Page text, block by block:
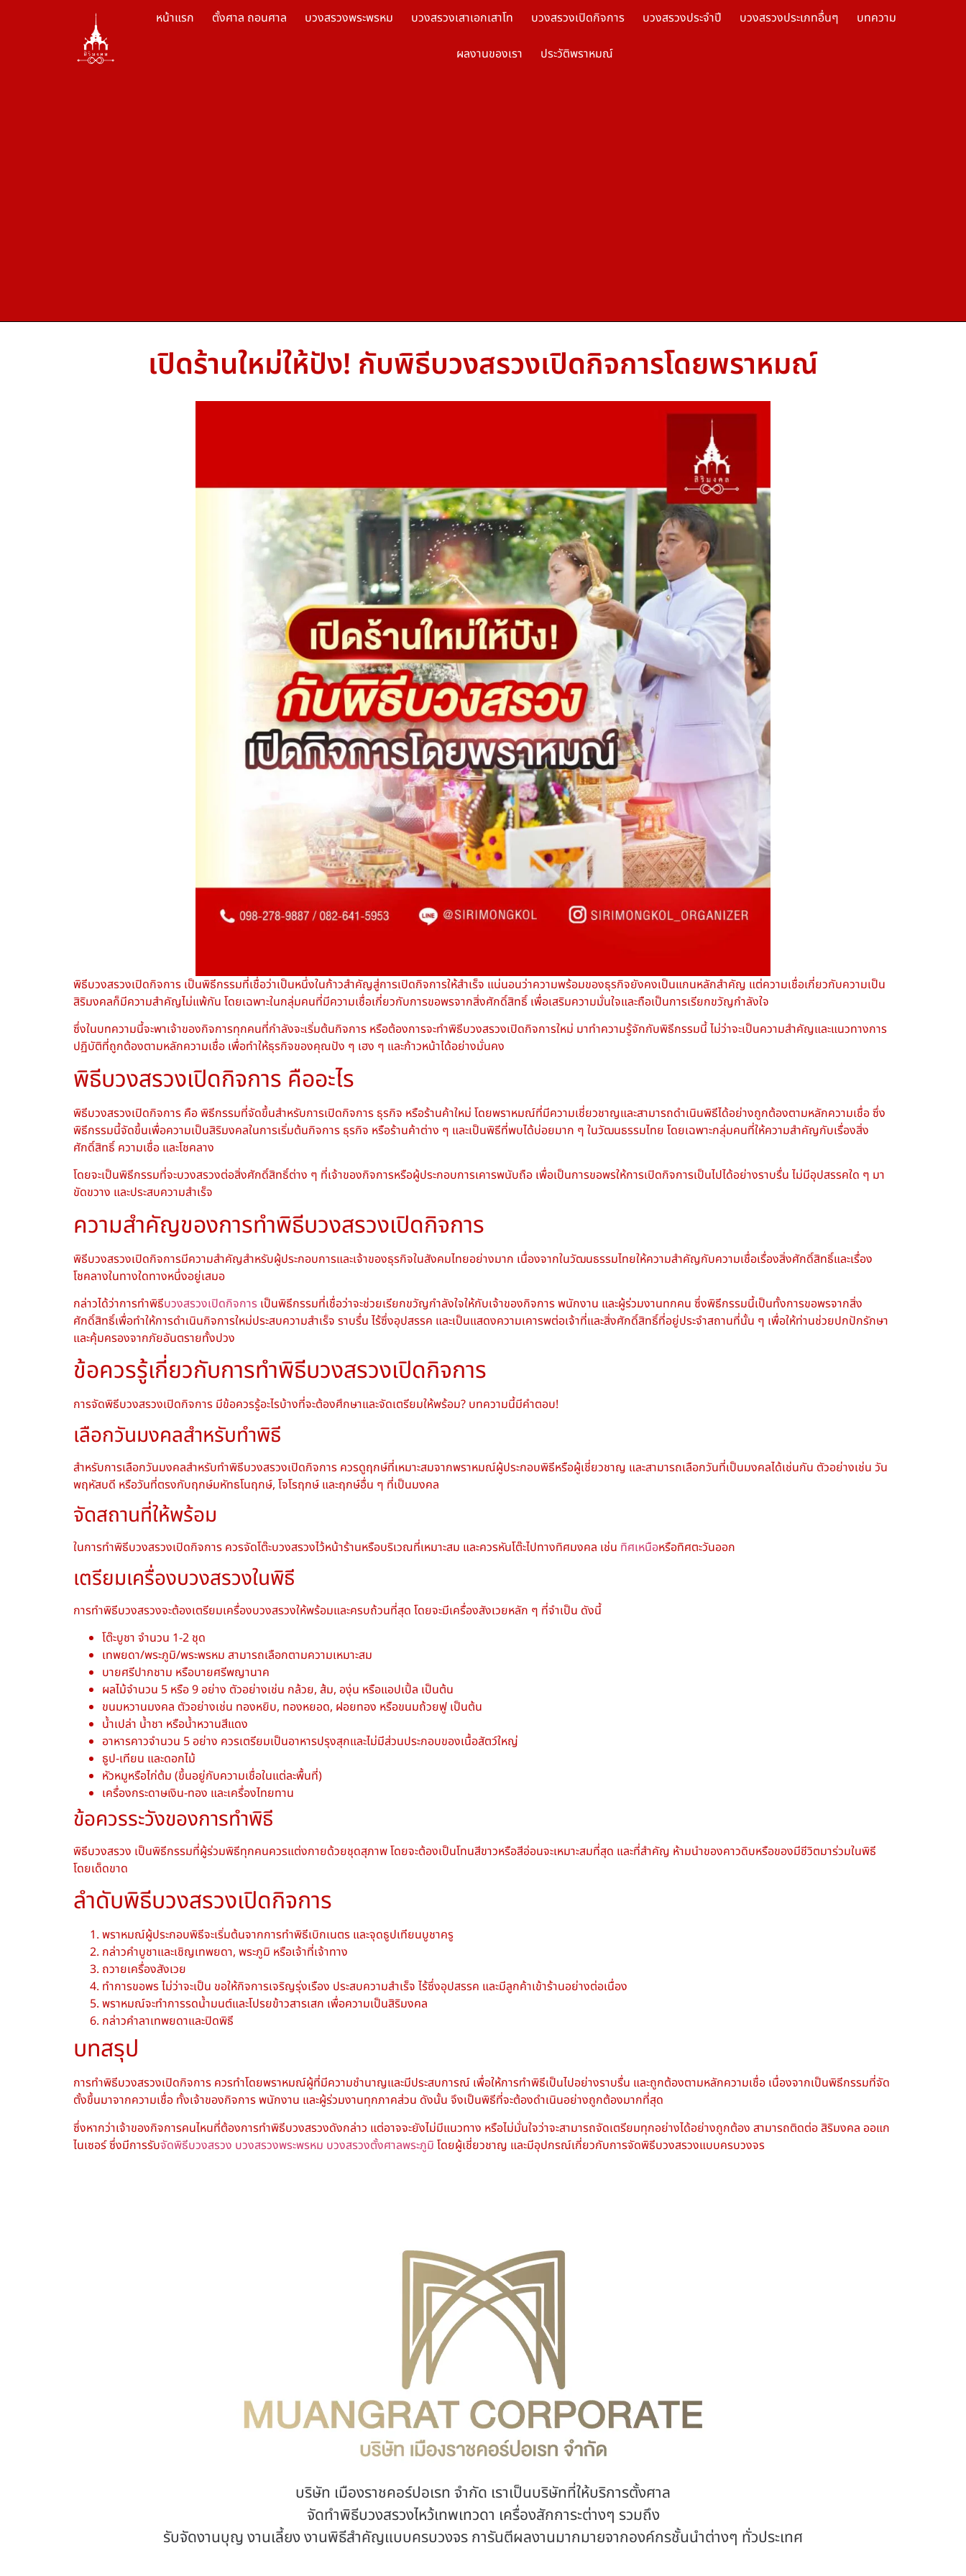
หน้าแรก ตั้งศาล ถอนศาล บวงสรวงพระพรหม บวงสรวงเสาเอกเสาโท บวงสรวงเปิดกิจการ บวงสรวงประจำปี บวงสรวงประเภทอื่นๆ บทความ
ผลงานของเรา ประวัติพราหมณ์
เปิดร้านใหม่ให้ปัง! กับพิธีบวงสรวงเปิดกิจการโดยพราหมณ์
พิธีบวงสรวงเปิดกิจการ เป็นพิธีกรรมที่เชื่อว่าเป็นหนึ่งในก้าวสำคัญสู่การเปิดกิจการให้สำเร็จ แน่นอนว่าความพร้อมของธุรกิจยังคงเป็นแกนหลักสำคัญ แต่ความเชื่อเกี่ยวกับความเป็น
สิริมงคลก็มีความสำคัญไม่แพ้กัน โดยเฉพาะในกลุ่มคนที่มีความเชื่อเกี่ยวกับการขอพรจากสิ่งศักดิ์สิทธิ์ เพื่อเสริมความมั่นใจและถือเป็นการเรียกขวัญกำลังใจ
ซึ่งในบทความนี้จะพาเจ้าของกิจการทุกคนที่กำลังจะเริ่มต้นกิจการ หรือต้องการจะทำพิธีบวงสรวงเปิดกิจการใหม่ มาทำความรู้จักกับพิธีกรรมนี้ ไม่ว่าจะเป็นความสำคัญและแนวทางการ
ปฏิบัติที่ถูกต้องตามหลักความเชื่อ เพื่อทำให้ธุรกิจของคุณปัง ๆ เฮง ๆ และก้าวหน้าได้อย่างมั่นคง
พิธีบวงสรวงเปิดกิจการ คืออะไร
พิธีบวงสรวงเปิดกิจการ คือ พิธีกรรมที่จัดขึ้นสำหรับการเปิดกิจการ ธุรกิจ หรือร้านค้าใหม่ โดยพราหมณ์ที่มีความเชี่ยวชาญและสามารถดำเนินพิธีได้อย่างถูกต้องตามหลักความเชื่อ ซึ่ง
พิธีกรรมนี้จัดขึ้นเพื่อความเป็นสิริมงคลในการเริ่มต้นกิจการ ธุรกิจ หรือร้านค้าต่าง ๆ และเป็นพิธีที่พบได้บ่อยมาก ๆ ในวัฒนธรรมไทย โดยเฉพาะกลุ่มคนที่ให้ความสำคัญกับเรื่องสิ่ง
ศักดิ์สิทธิ์ ความเชื่อ และโชคลาง
โดยจะเป็นพิธีกรรมที่จะบวงสรวงต่อสิ่งศักดิ์สิทธิ์ต่าง ๆ ที่เจ้าของกิจการหรือผู้ประกอบการเคารพนับถือ เพื่อเป็นการขอพรให้การเปิดกิจการเป็นไปได้อย่างราบรื่น ไม่มีอุปสรรคใด ๆ มา
ขัดขวาง และประสบความสำเร็จ
ความสำคัญของการทำพิธีบวงสรวงเปิดกิจการ
พิธีบวงสรวงเปิดกิจการมีความสำคัญสำหรับผู้ประกอบการและเจ้าของธุรกิจในสังคมไทยอย่างมาก เนื่องจากในวัฒนธรรมไทยให้ความสำคัญกับความเชื่อเรื่องสิ่งศักดิ์สิทธิ์และเรื่อง
โชคลางในทางใดทางหนึ่งอยู่เสมอ
กล่าวได้ว่าการทำพิธีบวงสรวงเปิดกิจการ เป็นพิธีกรรมที่เชื่อว่าจะช่วยเรียกขวัญกำลังใจให้กับเจ้าของกิจการ พนักงาน และผู้ร่วมงานทกคน ซึ่งพิธีกรรมนี้เป็นทั้งการขอพรจากสิ่ง
ศักดิ์สิทธิ์เพื่อทำให้การดำเนินกิจการใหม่ประสบความสำเร็จ ราบรื่น ไร้ซึ่งอุปสรรค และเป็นแสดงความเคารพต่อเจ้าที่และสิ่งศักดิ์สิทธิ์ที่อยู่ประจำสถานที่นั้น ๆ เพื่อให้ท่านช่วยปกปักรักษา
และคุ้มครองจากภัยอันตรายทั้งปวง
ข้อควรรู้เกี่ยวกับการทำพิธีบวงสรวงเปิดกิจการ
การจัดพิธีบวงสรวงเปิดกิจการ มีข้อควรรู้อะไรบ้างที่จะต้องศึกษาและจัดเตรียมให้พร้อม? บทความนี้มีคำตอบ!
เลือกวันมงคลสำหรับทำพิธี
สำหรับการเลือกวันมงคลสำหรับทำพิธีบวงสรวงเปิดกิจการ ควรดูฤกษ์ที่เหมาะสมจากพราหมณ์ผู้ประกอบพิธีหรือผู้เชี่ยวชาญ และสามารถเลือกวันที่เป็นมงคลได้เช่นกัน ตัวอย่างเช่น วัน
พฤหัสบดี หรือวันที่ตรงกับฤกษ์มหัทธโนฤกษ์, โจโรฤกษ์ และฤกษ์อื่น ๆ ที่เป็นมงคล
จัดสถานที่ให้พร้อม
ในการทำพิธีบวงสรวงเปิดกิจการ ควรจัดโต๊ะบวงสรวงไว้หน้าร้านหรือบริเวณที่เหมาะสม และควรหันโต๊ะไปทางทิศมงคล เช่น ทิศเหนือหรือทิศตะวันออก
เตรียมเครื่องบวงสรวงในพิธี
การทำพิธีบวงสรวงจะต้องเตรียมเครื่องบวงสรวงให้พร้อมและครบถ้วนที่สุด โดยจะมีเครื่องสังเวยหลัก ๆ ที่จำเป็น ดังนี้
โต๊ะบูชา จำนวน 1-2 ชุด
เทพยดา/พระภูมิ/พระพรหม สามารถเลือกตามความเหมาะสม
บายศรีปากชาม หรือบายศรีพญานาค
ผลไม้จำนวน 5 หรือ 9 อย่าง ตัวอย่างเช่น กล้วย, ส้ม, องุ่น หรือแอปเปิ้ล เป็นต้น
ขนมหวานมงคล ตัวอย่างเช่น ทองหยิบ, ทองหยอด, ฝอยทอง หรือขนมถ้วยฟู เป็นต้น
น้ำเปล่า น้ำชา หรือน้ำหวานสีแดง
อาหารคาวจำนวน 5 อย่าง ควรเตรียมเป็นอาหารปรุงสุกและไม่มีส่วนประกอบของเนื้อสัตว์ใหญ่
ธูป-เทียน และดอกไม้
หัวหมูหรือไก่ต้ม (ขึ้นอยู่กับความเชื่อในแต่ละพื้นที่)
เครื่องกระดาษเงิน-ทอง และเครื่องไทยทาน
ข้อควรระวังของการทำพิธี
พิธีบวงสรวง เป็นพิธีกรรมที่ผู้ร่วมพิธีทุกคนควรแต่งกายด้วยชุดสุภาพ โดยจะต้องเป็นโทนสีขาวหรือสีอ่อนจะเหมาะสมที่สุด และที่สำคัญ ห้ามนำของคาวดิบหรือของมีชีวิตมาร่วมในพิธี
โดยเด็ดขาด
ลำดับพิธีบวงสรวงเปิดกิจการ
พราหมณ์ผู้ประกอบพิธีจะเริ่มต้นจากการทำพิธีเบิกเนตร และจุดธูปเทียนบูชาครู
กล่าวคำบูชาและเชิญเทพยดา, พระภูมิ หรือเจ้าที่เจ้าทาง
ถวายเครื่องสังเวย
ทำการขอพร ไม่ว่าจะเป็น ขอให้กิจการเจริญรุ่งเรือง ประสบความสำเร็จ ไร้ซึ่งอุปสรรค และมีลูกค้าเข้าร้านอย่างต่อเนื่อง
พราหมณ์จะทำการรดน้ำมนต์และโปรยข้าวสารเสก เพื่อความเป็นสิริมงคล
กล่าวคำลาเทพยดาและปิดพิธี
บทสรุป
การทำพิธีบวงสรวงเปิดกิจการ ควรทำโดยพราหมณ์ผู้ที่มีความชำนาญและมีประสบการณ์ เพื่อให้การทำพิธีเป็นไปอย่างราบรื่น และถูกต้องตามหลักความเชื่อ เนื่องจากเป็นพิธีกรรมที่จัด
ตั้งขึ้นมาจากความเชื่อ ทั้งเจ้าของกิจการ พนักงาน และผู้ร่วมงานทุกภาคส่วน ดังนั้น จึงเป็นพิธีที่จะต้องดำเนินอย่างถูกต้องมากที่สุด
ซึ่งหากว่าเจ้าของกิจการคนไหนที่ต้องการทำพิธีบวงสรวงดังกล่าว แต่อาจจะยังไม่มีแนวทาง หรือไม่มั่นใจว่าจะสามารถจัดเตรียมทุกอย่างได้อย่างถูกต้อง สามารถติดต่อ สิริมงคล ออแก
ไนเซอร์ ซึ่งมีการรับจัดพิธีบวงสรวง บวงสรวงพระพรหม บวงสรวงตั้งศาลพระภูมิ โดยผู้เชี่ยวชาญ และมีอุปกรณ์เกี่ยวกับการจัดพิธีบวงสรวงแบบครบวงจร
บริษัท เมืองราชคอร์ปอเรท จำกัด เราเป็นบริษัทที่ให้บริการตั้งศาล
จัดทำพิธีบวงสรวงไหว้เทพเทวดา เครื่องสักการะต่างๆ รวมถึง
รับจัดงานบุญ งานเลี้ยง งานพิธีสำคัญแบบครบวงจร การันตีผลงานมากมายจากองค์กรชั้นนำต่างๆ ทั่วประเทศ